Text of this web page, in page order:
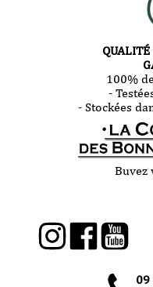
100%
-
- Stockées
Buvez
09